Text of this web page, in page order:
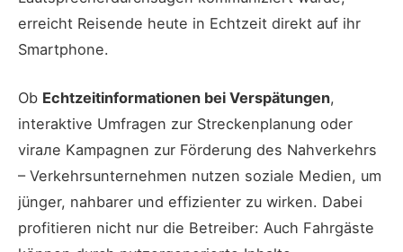
erreicht Reisende heute in Echtzeit direkt auf ihr
Smartphone.
Ob Echtzeitinformationen bei Verspätungen,
interaktive Umfragen zur Streckenplanung oder
virале Kampagnen zur Förderung des Nahverkehrs
– Verkehrsunternehmen nutzen soziale Medien, um
jünger, nahbarer und effizienter zu wirken. Dabei
profitieren nicht nur die Betreiber: Auch Fahrgäste